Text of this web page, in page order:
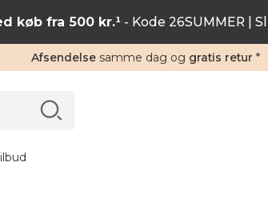
køb fra 500 kr.¹- Kode 26SUMMER |
Afsendelse samme dag og gratis retur *